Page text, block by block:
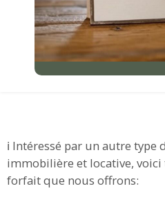
ℹ️ Intéressé par un autre
immobilière et locative,
forfait que nous offrons: